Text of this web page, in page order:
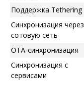
Поддержка Tethering
Синхронизация через
сотовую сеть
OTA-синхронизация
Синхронизация с
сервисами